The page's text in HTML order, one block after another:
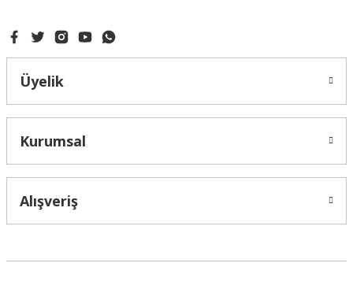
Üyelik
Kurumsal
Alışveriş